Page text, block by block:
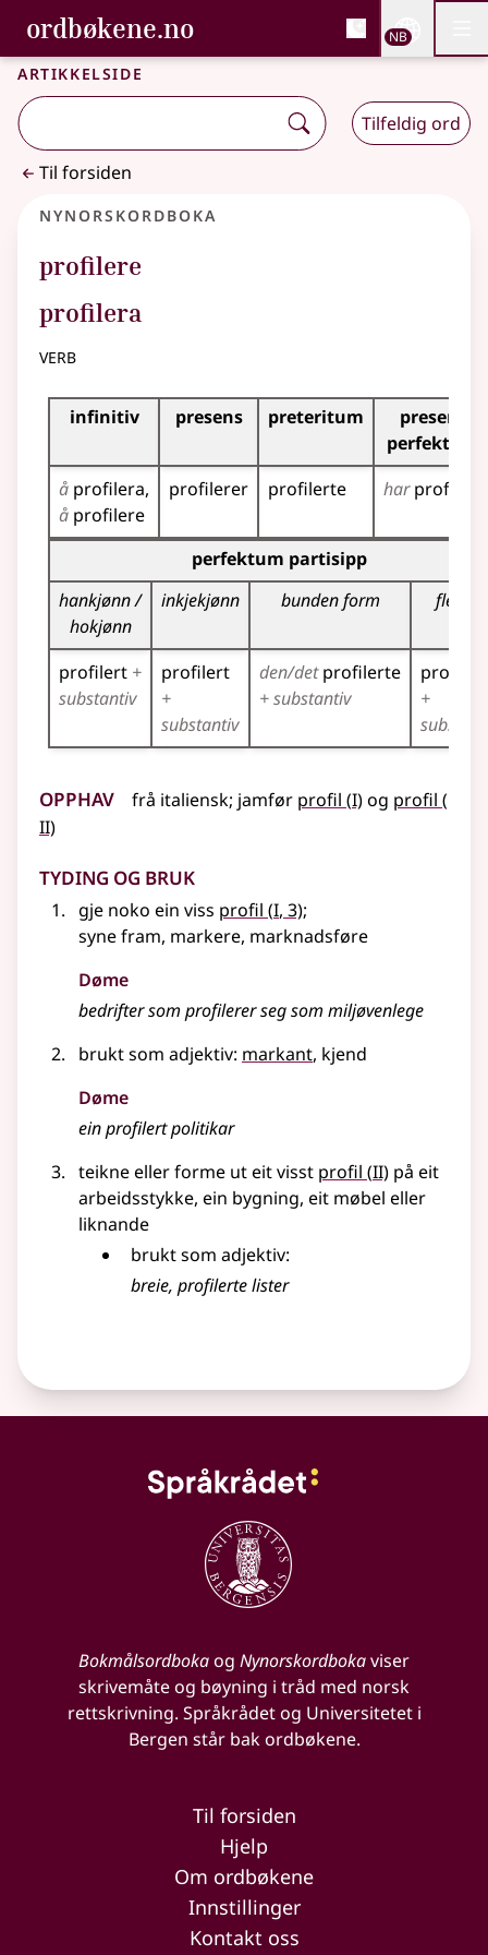
Gå til hovedinnhold
Tilgjengelighet
ordbøkene.no, Bokmålsordboka og
Bokmålsordboka og Nynorskordboka
NB
Artikkelside
Tilfeldig ord
Til forsiden
Nynorskordboka
profilere
profilera
verb
Bøyningstabell for dette verbet
infinitiv presens preteritum
presens
perfektum
å profilera
å profilere
profilerer profilerte harprofilert
Bøyningstabell for dette verbet (partisippformer)
perfektum partisipp
hankjønn /
hokjønn
inkjekjønn bunden form fleirtal
profilert +
substantiv
profilert
+
substantiv
den/detprofilerte
+ substantiv
+
Opphav frå italiensk; jamfør profil (1
I)og profil (
II)
Tyding og bruk
gje noko ein viss profil (1
I, 3);
syne fram, markere, marknadsføre
Døme
bedrifter som profilerer seg som miljøvenlege
brukt som adjektiv: markant, kjend
Døme
ein profilert politikar
teikne eller forme ut eit visst profil (2
II) på eit
arbeidsstykke, ein bygning, eit møbel eller
liknande
brukt som adjektiv:
breie, profilerte lister
Bokmålsordbokaog Nynorskordbokaviser
skrivemåte og bøyning i tråd med norsk
rettskrivning. Språkrådet og Universitetet i
Bergen står bak ordbøkene.
Til forsiden
Hjelp
Om ordbøkene
Innstillinger
Kontakt oss